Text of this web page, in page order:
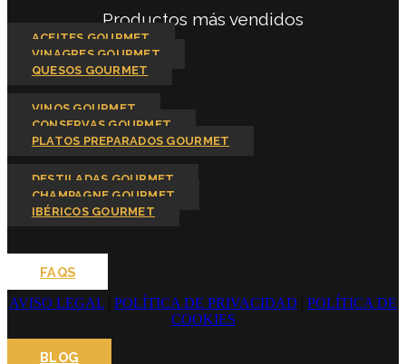
Productos más vendidos
ACEITES GOURMET
VINAGRES GOURMET
QUESOS GOURMET
VINOS GOURMET
CONSERVAS GOURMET
PLATOS PREPARADOS GOURMET
DESTILADAS GOURMET
CHAMPAGNE GOURMET
IBÉRICOS GOURMET
FAQS
AVISO LEGAL
POLÍTICA DE PRIVACIDAD
POLÍTICA DE
COOKIES
BLOG